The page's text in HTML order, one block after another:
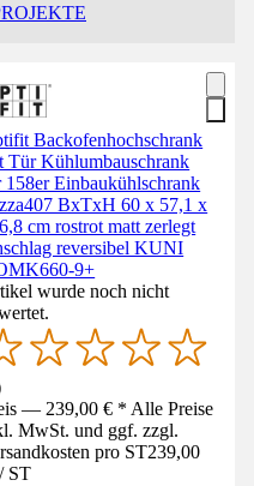
Backofenhochschrank
Tür Kühlumbauschrank
158er Einbaukühlschrank
BxTxH 60 x 57,1 x
cm rostrot matt zerlegt
reversibel KUNI
9+
wurde noch nicht
— 239,00 € * Alle Preise
MwSt. und ggf. zzgl.
pro ST239,00
/ ST